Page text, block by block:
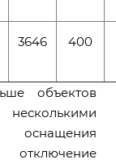
3646 400
объектов
оснащения